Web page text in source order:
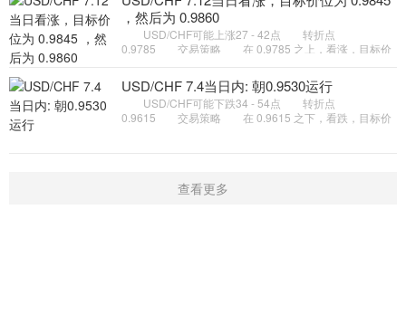
，然后为 0.9860
USD/CHF可能上涨27 - 42点 转折点
0.9785 交易策略 在 0.9785 之上，看涨，目标价
0.9785 下，看空，目标价位定在
USD/CHF 7.4当日内: 朝0.9530运行
USD/CHF可能下跌34 - 54点 转折点
0.9615 交易策略 在 0.9615 之下，看跌，目标价
查看更多